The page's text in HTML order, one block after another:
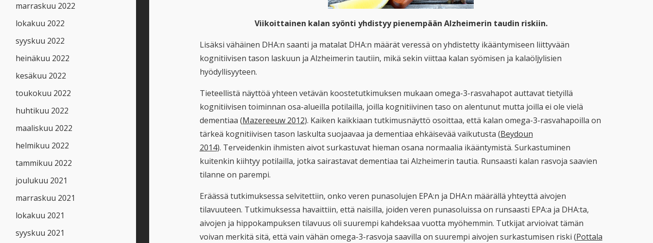
Viikoittainen kalan syönti yhdistyy pienempään Alzheimerin taudin riskiin.
Lisäksi vähäinen DHA:n saanti ja matalat DHA:n määrät veressä on yhdistetty ikääntymiseen liittyvään
kognitiivisen tason laskuun ja Alzheimerin tautiin, mikä sekin viittaa kalan syömisen ja kalaöljylisien
hyödyllisyyteen.
Tieteellistä näyttöä yhteen vetävän koostetutkimuksen mukaan omega-3-rasvahapot auttavat tietyillä
kognitiivisen toiminnan osa-alueilla potilailla, joilla kognitiivinen taso on alentunut mutta joilla ei ole vielä
dementiaa (Mazereeuw 2012). Kaiken kaikkiaan tutkimusnäyttö osoittaa, että kalan omega-3-rasvahapoilla on
tärkeä kognitiivisen tason laskulta suojaavaa ja dementiaa ehkäisevää vaikutusta (Beydoun
2014). Terveidenkin ihmisten aivot surkastuvat hieman osana normaalia ikääntymistä. Surkastuminen
kuitenkin kiihtyy potilailla, jotka sairastavat dementiaa tai Alzheimerin tautia. Runsaasti kalan rasvoja saavien
tilanne on parempi.
Eräässä tutkimuksessa selvitettiin, onko veren punasolujen EPA:n ja DHA:n määrällä yhteyttä aivojen
tilavuuteen. Tutkimuksessa havaittiin, että naisilla, joiden veren punasoluissa on runsaasti EPA:a ja DHA:ta,
aivojen ja hippokampuksen tilavuus oli suurempi kahdeksaa vuotta myöhemmin. Tutkijat arvioivat tämän
voivan merkitä sitä, että vain vähän omega-3-rasvoja saavilla on suurempi aivojen surkastumisen riski (Pottala
marraskuu 2022
lokakuu 2022
syyskuu 2022
heinäkuu 2022
kesäkuu 2022
toukokuu 2022
huhtikuu 2022
maaliskuu 2022
helmikuu 2022
tammikuu 2022
joulukuu 2021
marraskuu 2021
lokakuu 2021
syyskuu 2021